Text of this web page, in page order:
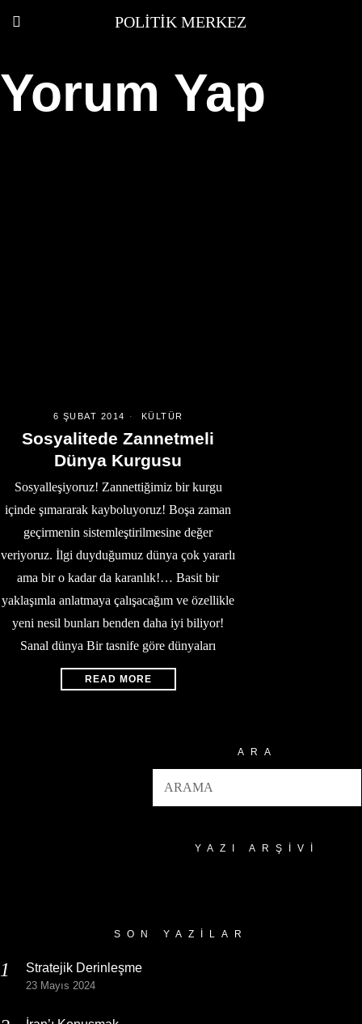
POLITIK MERKEZ
Yorum Yap
6 ŞUBAT 2014 KÜLTÜR
Sosyalitede Zannetmeli
Dünya Kurgusu
Sosyalleşiyoruz! Zannettiğimiz bir kurgu
içinde şımararak kayboluyoruz! Boşa zaman
geçirmenin sistemleştirilmesine değer
veriyoruz. İlgi duyduğumuz dünya çok yararlı
ama bir o kadar da karanlık!… Basit bir
yaklaşımla anlatmaya çalışacağım ve özellikle
yeni nesil bunları benden daha iyi biliyor!
Sanal dünya Bir tasnife göre dünyaları
READ MORE
ARA
YAZI ARŞIVI
SON YAZILAR
Stratejik Derinleşme
23 Mayıs 2024